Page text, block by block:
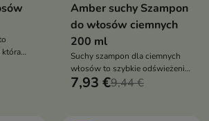
która
Amber suchy Szampon
do włosów ciemnych
200 ml
Suchy szampon dla ciemnych
włosów to szybkie odświeżenie
i objętość bez użycia wody, które
7,93 €9,44 €